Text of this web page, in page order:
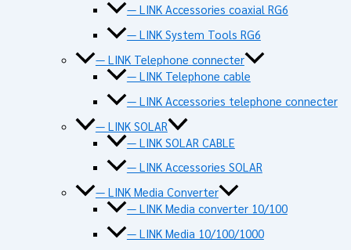
— LINK Accessories coaxial RG6
— LINK System Tools RG6
— LINK Telephone connecter
— LINK Telephone cable
— LINK Accessories telephone connecter
— LINK SOLAR
— LINK SOLAR CABLE
— LINK Accessories SOLAR
— LINK Media Converter
— LINK Media converter 10/100
— LINK Media 10/100/1000